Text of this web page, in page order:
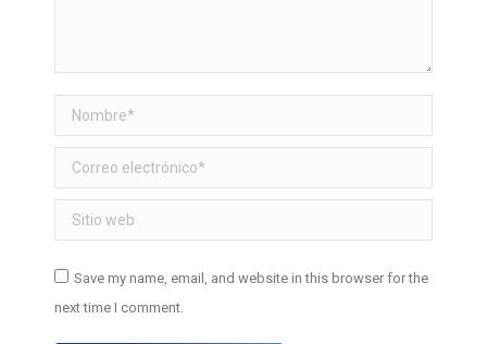
Nombre *
Correo electrónico *
Sitio web
Save my name, email, and website in this browser for the
next time I comment.